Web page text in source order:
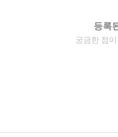
등록
궁금한 점